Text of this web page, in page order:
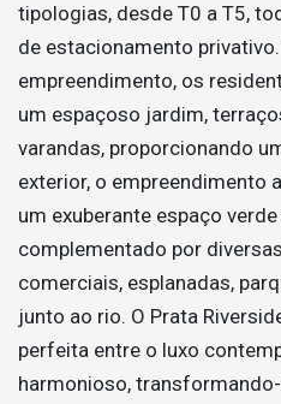
tipologias, desde T0 a T5,
de estacionamento
empreendimento, os
um espaçoso jardim,
varandas, proporcionando
exterior, o empreendimento
um exuberante espaço
complementado por
comerciais, esplanadas,
junto ao rio. O Prata
perfeita entre o luxo
harmonioso,